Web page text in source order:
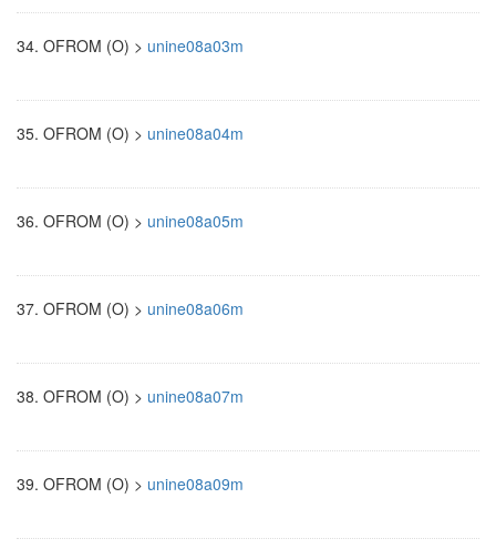
34. OFROM (O) > unine08a03m
35. OFROM (O) > unine08a04m
36. OFROM (O) > unine08a05m
37. OFROM (O) > unine08a06m
38. OFROM (O) > unine08a07m
39. OFROM (O) > unine08a09m